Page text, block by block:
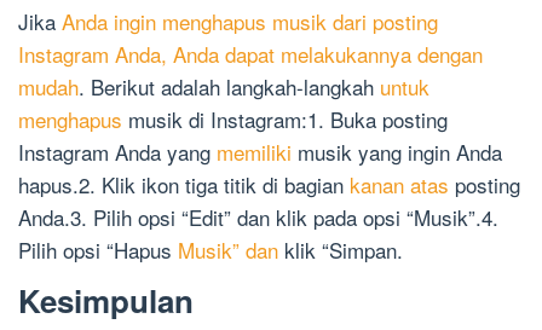
Jika Anda ingin menghapus musik dari posting
Instagram Anda, Anda dapat melakukannya dengan
mudah. Berikut adalah langkah-langkah untuk
menghapus musik di Instagram:1. Buka posting
Instagram Anda yang memiliki musik yang ingin Anda
hapus.2. Klik ikon tiga titik di bagian kanan atas posting
Anda.3. Pilih opsi “Edit” dan klik pada opsi “Musik”.4.
Pilih opsi “Hapus Musik” dan klik “Simpan.
Kesimpulan